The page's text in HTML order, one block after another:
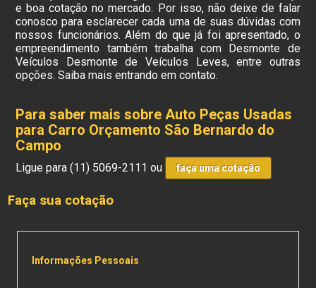
e boa cotação no mercado. Por isso, não deixe de falar
conosco para esclarecer cada uma de suas dúvidas com
nossos funcionários. Além do que já foi apresentado, o
empreendimento também trabalha com Desmonte de
Veículos Desmonte de Veículos Leves, entre outras
opções. Saiba mais entrando em contato.
Para saber mais sobre Auto Peças Usadas
para Carro Orçamento São Bernardo do
Campo
Ligue para(11) 5069-2111 ou faça uma cotação
Faça sua cotação
Informações Pessoais